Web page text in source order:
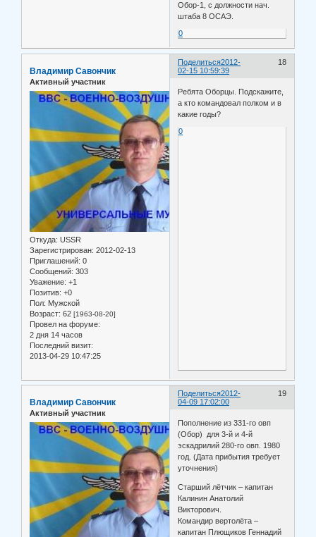
Обор-1, с должности нач.
штаба 8 ОСАЭ.
0
Поделиться 18
2012-
02-15 10:59:39
Владимир Савончик
Активный участник
Откуда: USSR
Зарегистрирован: 2012-02-13
Приглашений: 0
Сообщений: 303
Уважение: +1
Позитив: +0
Пол: Мужской
Возраст: 62 [1963-08-20]
Провел на форуме:
2 дня 14 часов
Последний визит:
2013-04-29 10:47:25
Ребята Оборцы. Подскажите,
а кто командовал полком и в
какие годы?
0
Поделиться 19
2012-
04-09 17:02:00
Владимир Савончик
Активный участник
Пополнение из 331-го овп
(Обор) для 3-й и 4-й
эскадрилий 280-го овп. 1980
год. (Дата прибытия требует
уточнения)
Старший лётчик – капитан
Калинин Анатолий
Викторович.
Командир вертолёта –
капитан Плющиков Геннадий